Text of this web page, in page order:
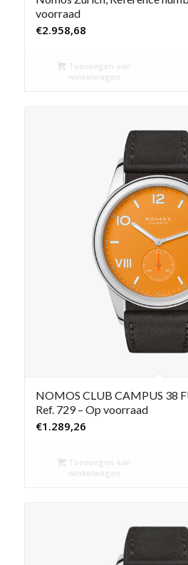
voorraad
€2.958,68
Toevoegen aan
winkelwagen
NOMOS CLUB CAMPUS 38
Ref. 729 – Op voorraad
€1.289,26
Toevoegen aan
winkelwagen